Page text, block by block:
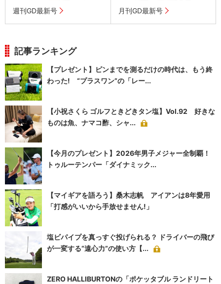
週刊GD最新号 月刊GD最新号
記事ランキング
【プレゼント】ピンまでを測るだけの時代は、もう終
わった! “プラスワン”の「レー...
【小祝さくら ゴルフときどきタン塩】Vol.92 好きな
ものは魚、ナマコ酢、シャ...
【今月のプレゼント】2026年男子メジャー全制覇！
トゥルーテンパー「ダイナミック...
【マイギアを語ろう】桑木志帆 アイアンは8年愛用
「打感がいいから手放せません!」
塩ビパイプを真っすぐ投げられる？ ドライバーの飛び
が一変する“遠心力”の使い方【...
ZERO HALLIBURTONの「ポケッタブル ランドリート